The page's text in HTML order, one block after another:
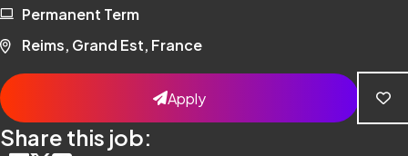
Permanent Term
Reims, Grand Est, France
Apply
Share this job: